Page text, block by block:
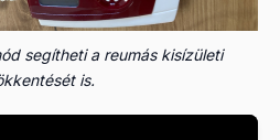
segítheti a reumás kisízületi
is.